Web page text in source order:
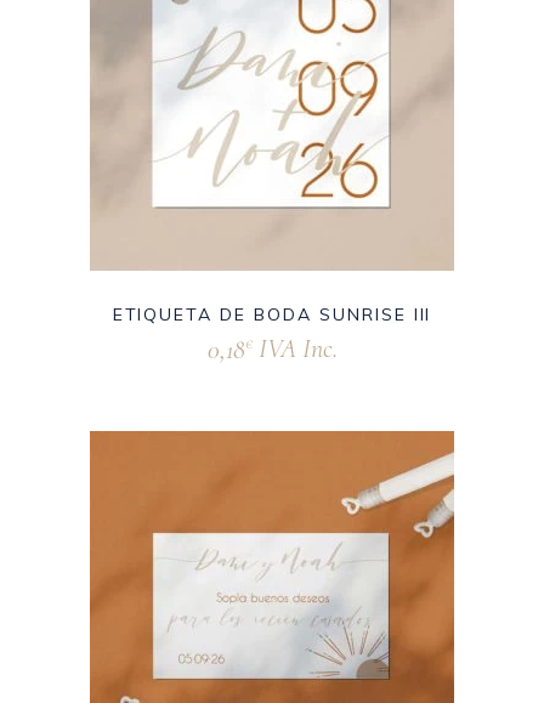
ETIQUETA DE BODA SUNRISE III
0,18€ IVA Inc.